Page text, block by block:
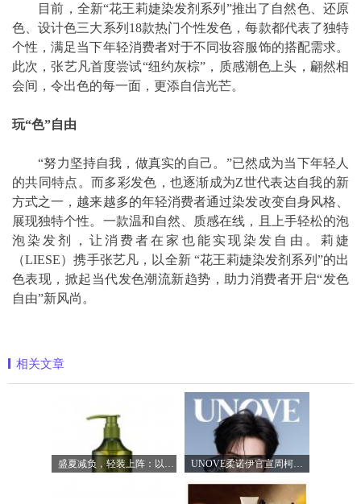
目前，全新“花王莉婕染发剂系列”推出了自然色、还原
色、设计色三大系列18款热门个性发色，每款都代表了独特
个性，满足当下年轻消费者对于不同妆容服饰的搭配需求。
此次，张艺凡首度尝试“纽约灰棕”，质感潮色上头，翩然相
会间，令出色的每一面，更添自信光芒。
玩“色”自由
“努力坚持自我，做真实的自己。”已然成为当下年轻人
的共同特点。而多彩发色，也逐渐成为Z世代表达自我的新
方式之一，越来越多的年轻消费者通过染发改变自身风格、
展现独特个性。一款温和自然、质感在线，且上手轻松的泡
泡染发剂，让消费者在家也能实现染发自由。莉婕
（LIESE）携手张艺凡，以全新 “花王莉婕染发剂系列”的出
色表现，掀起当代发色潮流新趋势，助力消费者开启“发色
自由”新风尚。
相关文章
盛夏减负，轻装上阵：以臻品好物焕新生 UNOVE柔诺伊官宣周柯宇成为品牌护发代言